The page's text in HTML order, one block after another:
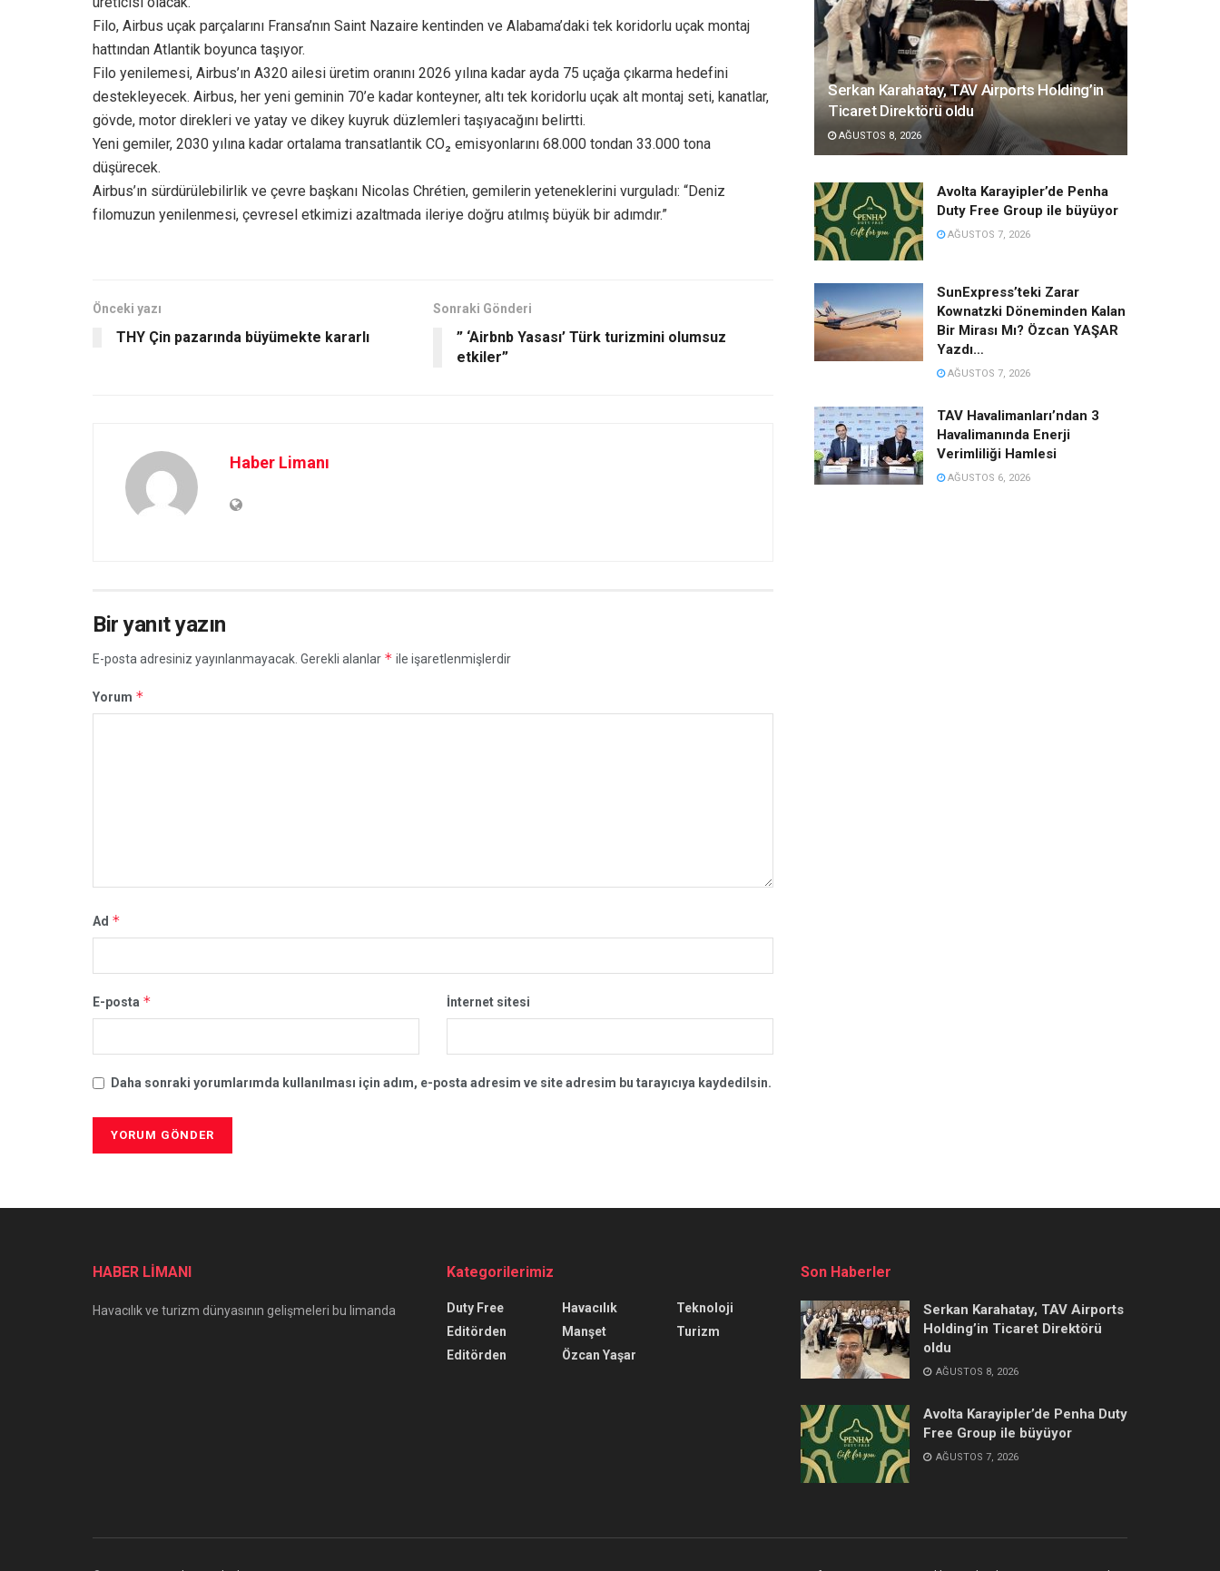
Filo, Airbus uçak parçalarını Fransa’nın Saint Nazaire kentinden ve Alabama’daki tek koridorlu uçak montaj
hattından Atlantik boyunca taşıyor.
Filo yenilemesi, Airbus’ın A320 ailesi üretim oranını 2026 yılına kadar ayda 75 uçağa çıkarma hedefini
destekleyecek. Airbus, her yeni geminin 70’e kadar konteyner, altı tek koridorlu uçak alt montaj seti, kanatlar,
gövde, motor direkleri ve yatay ve dikey kuyruk düzlemleri taşıyacağını belirtti.
Yeni gemiler, 2030 yılına kadar ortalama transatlantik CO₂ emisyonlarını 68.000 tondan 33.000 tona
düşürecek.
Airbus’ın sürdürülebilirlik ve çevre başkanı Nicolas Chrétien, gemilerin yeteneklerini vurguladı: “Deniz
filomuzun yenilenmesi, çevresel etkimizi azaltmada ileriye doğru atılmış büyük bir adımdır.”
Önceki yazı
THY Çin pazarında büyümekte kararlı
Sonraki Gönderi
” ‘Airbnb Yasası’ Türk turizmini olumsuz
etkiler”
Haber Limanı
Bir yanıt yazın
E-posta adresiniz yayınlanmayacak. Gerekli alanlar * ile işaretlenmişlerdir
Yorum *
Ad *
E-posta * İnternet sitesi
Daha sonraki yorumlarımda kullanılması için adım, e-posta adresim ve site adresim bu tarayıcıya kaydedilsin.
Serkan Karahatay, TAV Airports Holding’in
Ticaret Direktörü oldu
AĞUSTOS 8, 2026
Avolta Karayipler’de Penha
Duty Free Group ile büyüyor
AĞUSTOS 7, 2026
SunExpress’teki Zarar
Kownatzki Döneminden Kalan
Bir Mirası Mı? Özcan YAŞAR
Yazdı…
AĞUSTOS 7, 2026
TAV Havalimanları’ndan 3
Havalimanında Enerji
Verimliliği Hamlesi
AĞUSTOS 6, 2026
HABER LİMANI
Havacılık ve turizm dünyasının gelişmeleri bu limanda
Kategorilerimiz
Duty Free
Editörden
Editörden
Havacılık
Manşet
Özcan Yaşar
Teknoloji
Turizm
Son Haberler
Serkan Karahatay, TAV Airports
Holding’in Ticaret Direktörü
oldu
AĞUSTOS 8, 2026
Avolta Karayipler’de Penha Duty
Free Group ile büyüyor
AĞUSTOS 7, 2026